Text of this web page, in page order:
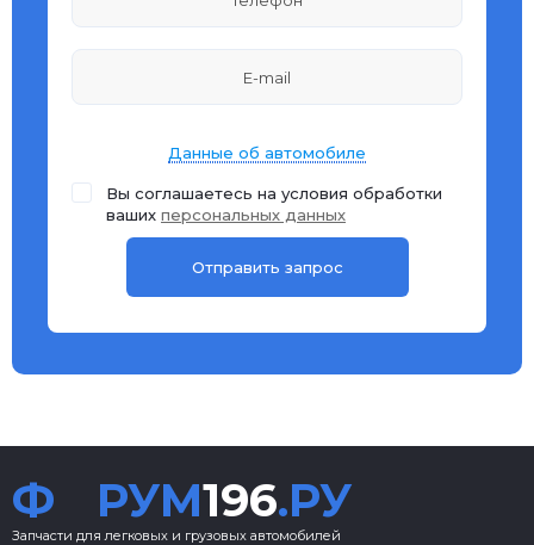
Данные об автомобиле
Вы соглашаетесь на условия обработки
ваших персональных данных
Ф РУМ196.РУ
Запчасти для легковых и грузовых автомобилей